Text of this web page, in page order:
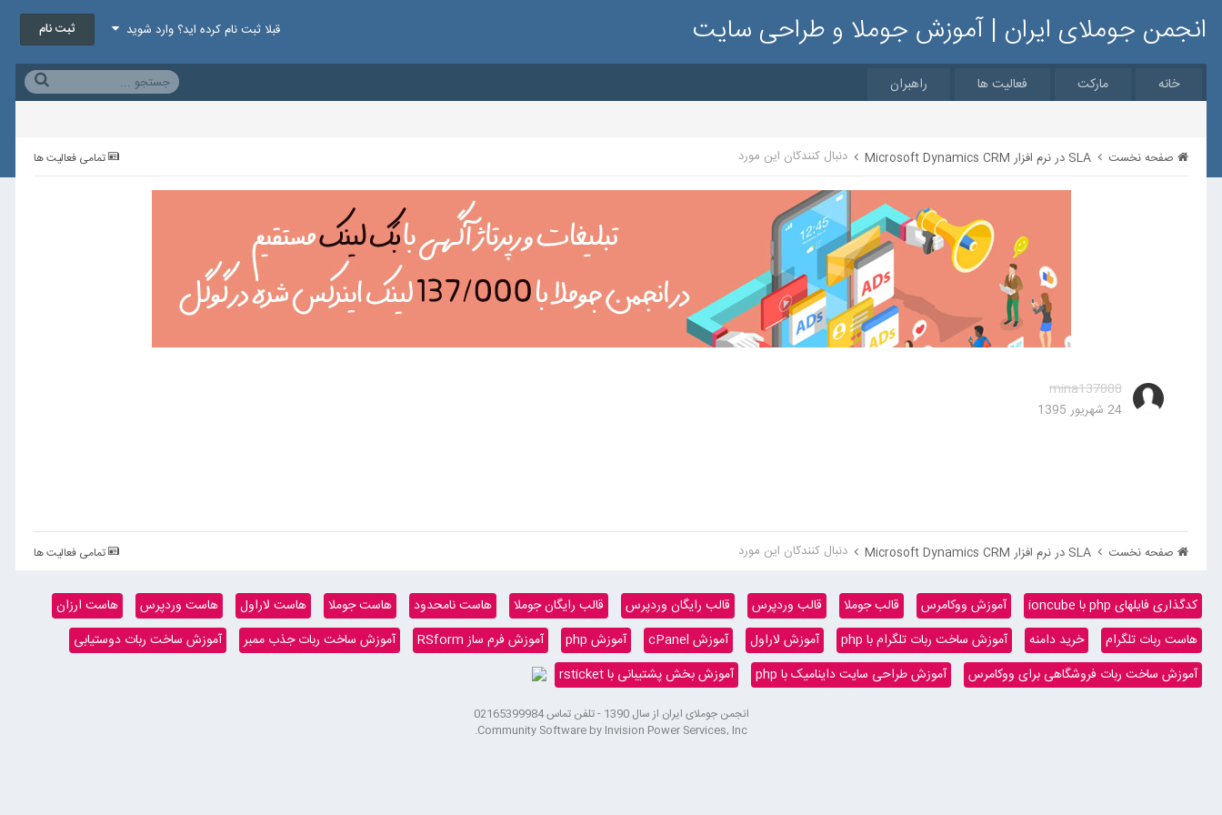
انجمن جوملای ایران | آموزش جوملا و طراحی سایت قبلا ثبت نام کرده اید؟ وارد شوید ثبت نام
خانه مارکت فعالیت ها راهبران
تمامی فعالیت ها صفحه نخست SLA در نرم افزار Microsoft Dynamics CRM دنبال کنندگان این مورد
mina137888
24 شهریور 1395
تمامی فعالیت ها صفحه نخست SLA در نرم افزار Microsoft Dynamics CRM دنبال کنندگان این مورد
کدگذاری فایلهای php با ioncube آموزش ووکامرس قالب جوملا قالب وردپرس قالب رایگان وردپرس قالب رایگان جوملا هاست نامحدود هاست جوملا هاست لاراول هاست وردپرس
هاست ارزان
هاست ربات تلگرام
خرید دامنه آموزش ساخت ربات تلگرام با php آموزش لاراول آموزش cPanel آموزش php آموزش فرم ساز RSform آموزش ساخت ربات جذب ممبر
آموزش ساخت ربات دوستیابی
آموزش ساخت ربات فروشگاهی برای ووکامرس
آموزش طراحی سایت داینامیک با php آموزش بخش پشتیبانی با rsticket
انجمن جوملای ایران از سال 1390 - تلفن تماس 02165399984
Community Software by Invision Power Services, Inc.